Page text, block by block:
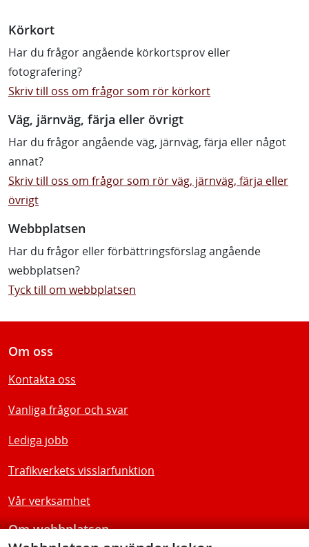
Körkort
Har du frågor angående körkortsprov eller
fotografering?
Skriv till oss om frågor som rör körkort
Väg, järnväg, färja eller övrigt
Har du frågor angående väg, järnväg, färja eller något
annat?
Skriv till oss om frågor som rör väg, järnväg, färja eller
övrigt
Webbplatsen
Har du frågor eller förbättringsförslag angående
webbplatsen?
Tyck till om webbplatsen
Om oss
Kontakta oss
Vanliga frågor och svar
Lediga jobb
Trafikverkets visslarfunktion
Vår verksamhet
Om webbplatsen